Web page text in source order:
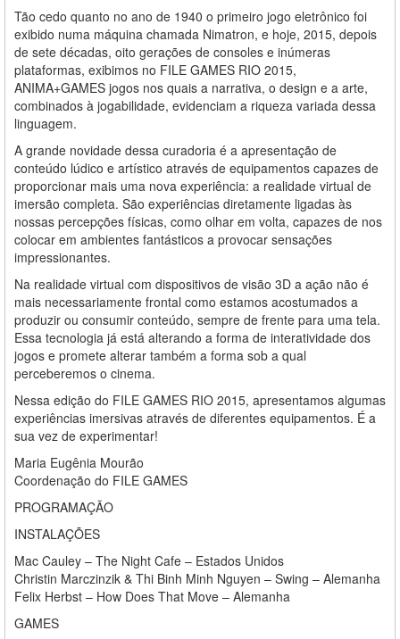
Tão cedo quanto no ano de 1940 o primeiro jogo eletrônico foi
exibido numa máquina chamada Nimatron, e hoje, 2015, depois
de sete décadas, oito gerações de consoles e inúmeras
plataformas, exibimos no FILE GAMES RIO 2015,
ANIMA+GAMES jogos nos quais a narrativa, o design e a arte,
combinados à jogabilidade, evidenciam a riqueza variada dessa
linguagem.
A grande novidade dessa curadoria é a apresentação de
conteúdo lúdico e artístico através de equipamentos capazes de
proporcionar mais uma nova experiência: a realidade virtual de
imersão completa. São experiências diretamente ligadas às
nossas percepções físicas, como olhar em volta, capazes de nos
colocar em ambientes fantásticos a provocar sensações
impressionantes.
Na realidade virtual com dispositivos de visão 3D a ação não é
mais necessariamente frontal como estamos acostumados a
produzir ou consumir conteúdo, sempre de frente para uma tela.
Essa tecnologia já está alterando a forma de interatividade dos
jogos e promete alterar também a forma sob a qual
perceberemos o cinema.
Nessa edição do FILE GAMES RIO 2015, apresentamos algumas
experiências imersivas através de diferentes equipamentos. É a
sua vez de experimentar!
Maria Eugênia Mourão
Coordenação do FILE GAMES
PROGRAMAÇÃO
INSTALAÇÕES
Mac Cauley – The Night Cafe – Estados Unidos
Christin Marczinzik & Thi Binh Minh Nguyen – Swing – Alemanha
Felix Herbst – How Does That Move – Alemanha
GAMES